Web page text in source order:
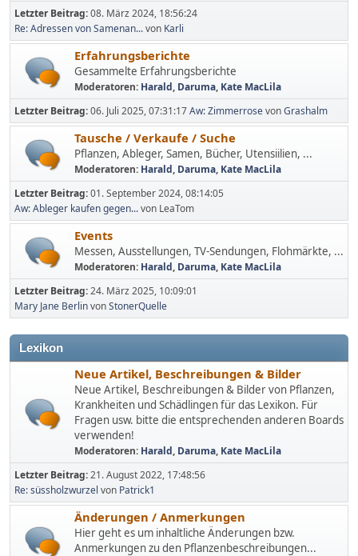
Letzter Beitrag:08. März 2024, 18:56:24
Re: Adressen von Samenan...von Karli
Erfahrungsberichte
Gesammelte Erfahrungsberichte
Moderatoren: Harald, Daruma, Kate MacLila
Letzter Beitrag:06. Juli 2025, 07:31:17Aw: ZimmerrosevonGrashalm
Tausche / Verkaufe / Suche
Pflanzen, Ableger, Samen, Bücher, Utensiilien, ...
Moderatoren: Harald, Daruma, Kate MacLila
Letzter Beitrag:01. September 2024, 08:14:05
Aw: Ableger kaufen gegen...von LeaTom
Events
Messen, Ausstellungen, TV-Sendungen, Flohmärkte, ...
Moderatoren: Harald, Daruma, Kate MacLila
Letzter Beitrag:24. März 2025, 10:09:01
Mary Jane BerlinvonStonerQuelle
Lexikon
Neue Artikel, Beschreibungen & Bilder
Neue Artikel, Beschreibungen & Bilder von Pflanzen,
Krankheiten und Schädlingen für das Lexikon. Für
Fragen usw. bitte die entsprechenden anderen Boards
verwenden!
Moderatoren: Harald, Daruma, Kate MacLila
Letzter Beitrag:21. August 2022, 17:48:56
Re: süssholzwurzel von Patrick1
Änderungen / Anmerkungen
Hier geht es um inhaltliche Änderungen bzw.
Anmerkungen zu den Pflanzenbeschreibungen...